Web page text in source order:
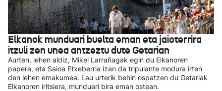
Elkanok munduari buelta eman eta jaioterrira
itzuli zen unea antzeztu dute Getarian
Aurten, lehen aldiz, Mikel Larrañagak egin du Elkanoren
papera, eta Saioa Etxeberria izan da tripulante modura irten
den lehen emakumea. Lau urterik behin ospatzen du Getariak
Elkanoren iritsiera, munduari bira eman ostean.